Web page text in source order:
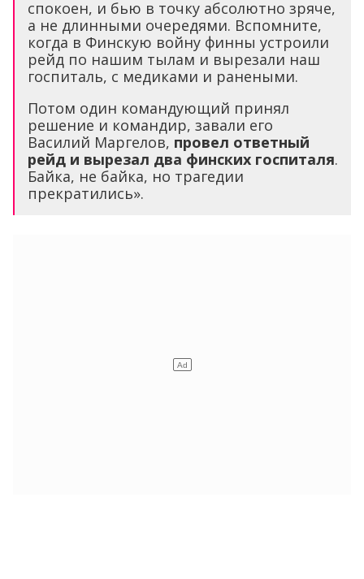
спокоен, и бью в точку абсолютно зряче,
а не длинными очередями. Вспомните,
когда в Финскую войну финны устроили
рейд по нашим тылам и вырезали наш
госпиталь, с медиками и ранеными.
Потом один командующий принял
решение и командир, завали его
Василий Маргелов, провел ответный
рейд и вырезал два финских госпиталя.
Байка, не байка, но трагедии
прекратились».